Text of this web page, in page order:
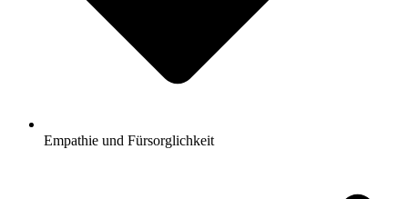
Empathie und Fürsorglichkeit